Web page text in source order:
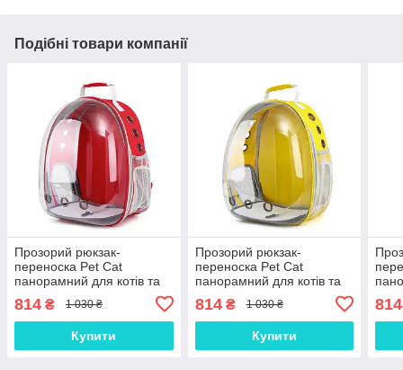
Подібні товари компанії
Прозорий рюкзак-
переноска Pet Cat
панорамний для котів та
814 ₴ 1 030 ₴
Купити
Прозорий рюкзак-
переноска Pet Cat
панорамний для котів та
814₴ 1 030 ₴
Купити
814